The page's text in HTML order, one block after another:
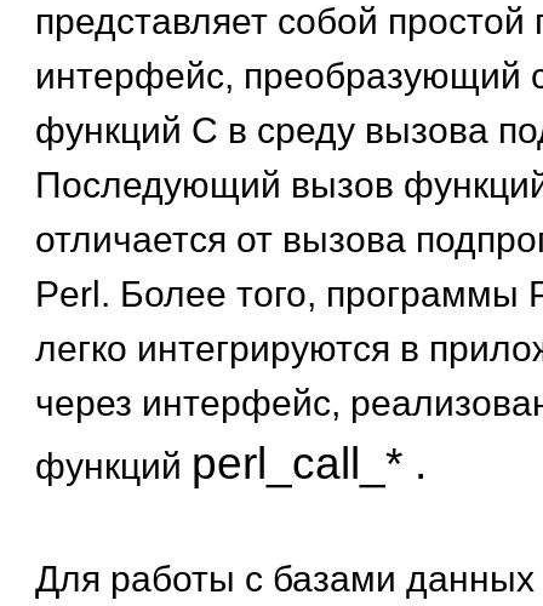
представляет собой
интерфейс, преобразующий
функций С в среду вызова
Последующий вызов
отличается от вызова
Perl. Более того, программы
легко интегрируются в
через интерфейс,
функций perl_call_* .
Для работы с базами